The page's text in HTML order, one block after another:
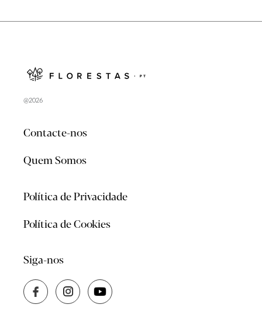
@2026
Contacte-nos
Quem Somos
Política de Privacidade
Política de Cookies
Siga-nos